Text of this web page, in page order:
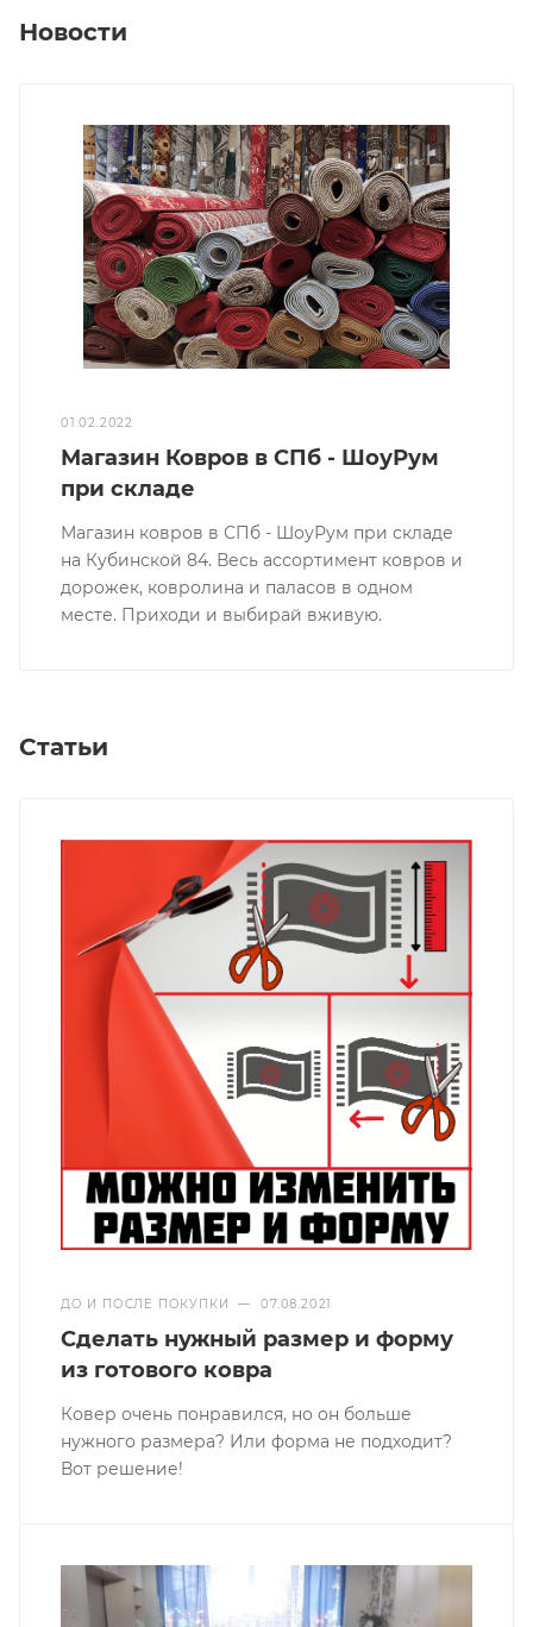
Новости
01.02.2022
Магазин Ковров в СПб - ШоуРум
при складе
Магазин ковров в СПб - ШоуРум при складе
на Кубинской 84. Весь ассортимент ковров и
дорожек, ковролина и паласов в одном
месте. Приходи и выбирай вживую.
Статьи
ДО И ПОСЛЕ ПОКУПКИ — 07.08.2021
Сделать нужный размер и форму
из готового ковра
Ковер очень понравился, но он больше
нужного размера? Или форма не подходит?
Вот решение!